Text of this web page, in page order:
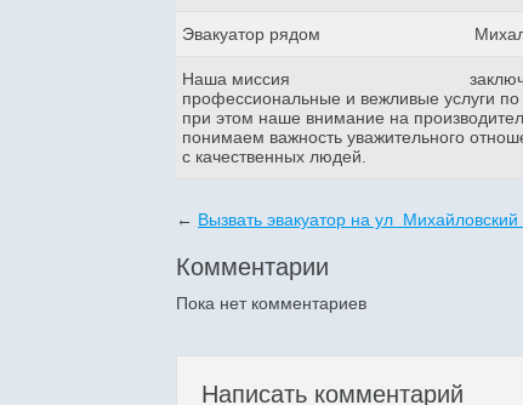
Эвакуатор рядом
Наша миссия
профессиональные и вежливые услуги по
при этом наше внимание на
понимаем важность уважительного
с качественных людей.
← Вызвать эвакуатор на ул Михайловский
Комментарии
Пока нет комментариев
Написать комментарий